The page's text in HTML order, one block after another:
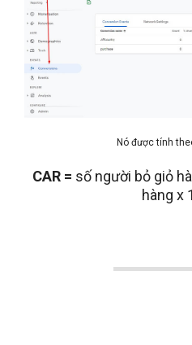
Nó được tính
CAR = số người bỏ giỏ
hàng x